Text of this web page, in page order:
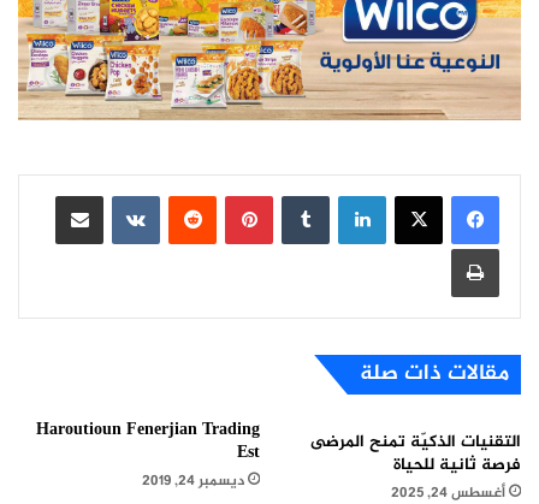
لينكدإن بينتيريست
مشاركة عبر البريد
طباعة
مقالات ذات صلة
التقنيات الذكيّة تمنح المرضى
فرصة ثانية للحياة
أغسطس 24, 2025
Haroutioun Fenerjian Trading
Est
ديسمبر 24, 2019